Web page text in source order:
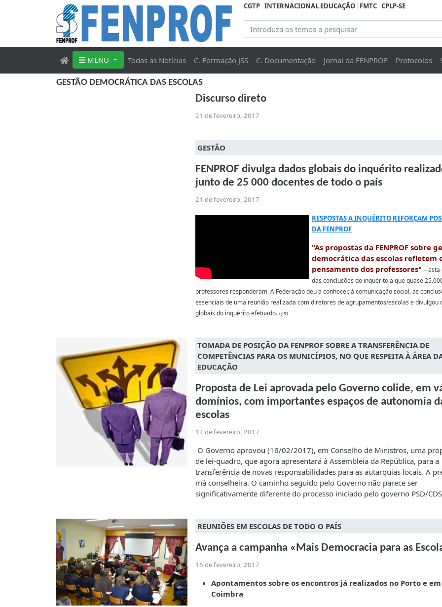
CGTP INTERNACIONAL EDUCAÇÃO FMTC CPLP-SE
MENU Todas as Notícias C. Formação JSS C. Documentação Jornal da FENPROF Protocolos
GESTÃO DEMOCRÁTICA DAS ESCOLAS
Discurso direto
21 de fevereiro, 2017
GESTÃO
FENPROF divulga dados globais do inquérito
junto de 25 000 docentes de todo o país
21 de fevereiro, 2017
RESPOSTAS A INQUÉRITO REFORÇAM
DA FENPROF
"As propostas da FENPROF sobre
democrática das escolas refletem
pensamento dos professores" – esta
das conclusões do inquérito a que quase
professores responderam. A Federação deu a conhecer, à comunicação social, as
essenciais de uma reunião realizada com diretores de agrupamentos/escolas e divulgou
globais do inquérito efetuado. / JPO
TOMADA DE POSIÇÃO DA FENPROF SOBRE A TRANSFERÊNCIA DE
COMPETÊNCIAS PARA OS MUNICÍPIOS, NO QUE RESPEITA À ÁREA
EDUCAÇÃO
Proposta de Lei aprovada pelo Governo colide, em
domínios, com importantes espaços de autonomia
escolas
17 de fevereiro, 2017
O Governo aprovou (16/02/2017), em Conselho de Ministros, uma
de lei-quadro, que agora apresentará à Assembleia da República, para a
transferência de novas responsabilidades para as autarquias locais. A
má conselheira. O caminho seguido pelo Governo não parece ser
significativamente diferente do processo iniciado pelo governo PSD/
REUNIÕES EM ESCOLAS DE TODO O PAÍS
Avança a campanha «Mais Democracia para as
16 de fevereiro, 2017
Apontamentos sobre os encontros já realizados no Porto e em
Coimbra